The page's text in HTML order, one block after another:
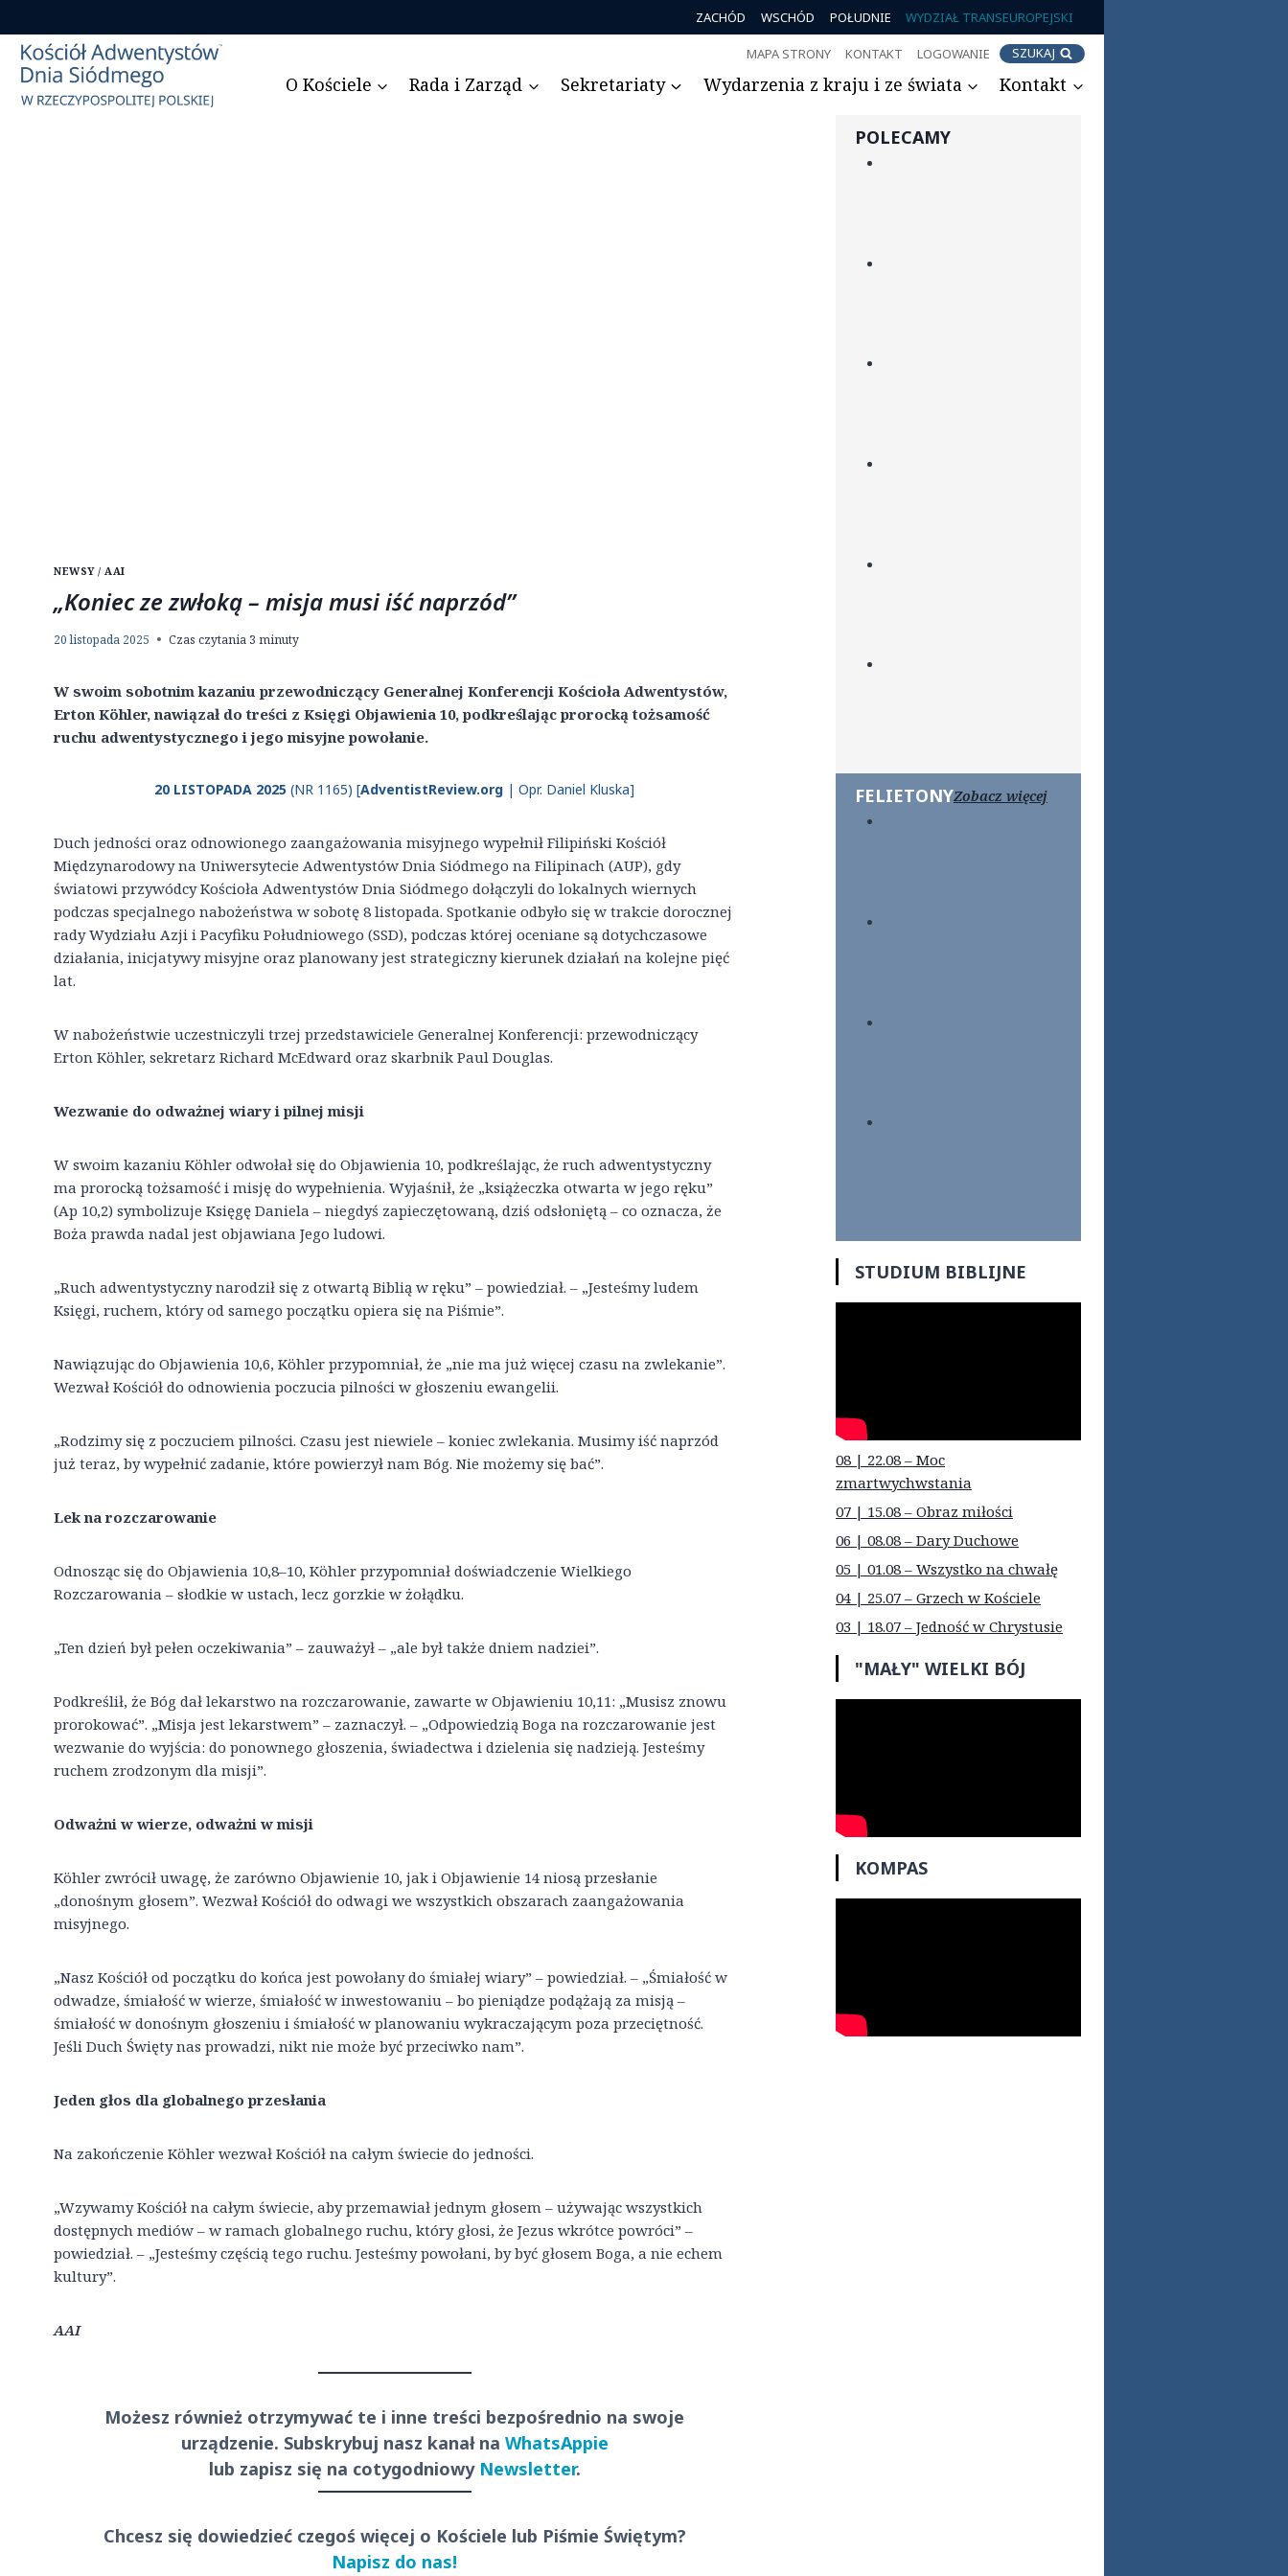
do
treści
ZACHÓD WSCHÓD POŁUDNIE WYDZIAŁ TRANSEUROPEJSKI
MAPA STRONY KONTAKT LOGOWANIE SZUKAJ
O Kościele Rada i Zarząd Sekretariaty Wydarzenia z kraju i ze świata Kontakt
NEWSY / AAI
„Koniec ze zwłoką – misja musi iść naprzód”
20 listopada 2025 Czas czytania 3 minuty
W swoim sobotnim kazaniu przewodniczący Generalnej Konferencji Kościoła Adwentystów,
Erton Köhler, nawiązał do treści z Księgi Objawienia 10, podkreślając prorocką tożsamość
ruchu adwentystycznego i jego misyjne powołanie.
20 LISTOPADA 2025 (NR 1165) [AdventistReview.org | Opr. Daniel Kluska]
Duch jedności oraz odnowionego zaangażowania misyjnego wypełnił Filipiński Kościół
Międzynarodowy na Uniwersytecie Adwentystów Dnia Siódmego na Filipinach (AUP), gdy
światowi przywódcy Kościoła Adwentystów Dnia Siódmego dołączyli do lokalnych wiernych
podczas specjalnego nabożeństwa w sobotę 8 listopada. Spotkanie odbyło się w trakcie dorocznej
rady Wydziału Azji i Pacyfiku Południowego (SSD), podczas której oceniane są dotychczasowe
działania, inicjatywy misyjne oraz planowany jest strategiczny kierunek działań na kolejne pięć
lat.
W nabożeństwie uczestniczyli trzej przedstawiciele Generalnej Konferencji: przewodniczący
Erton Köhler, sekretarz Richard McEdward oraz skarbnik Paul Douglas.
Wezwanie do odważnej wiary i pilnej misji
W swoim kazaniu Köhler odwołał się do Objawienia 10, podkreślając, że ruch adwentystyczny
ma prorocką tożsamość i misję do wypełnienia. Wyjaśnił, że „książeczka otwarta w jego ręku”
(Ap 10,2) symbolizuje Księgę Daniela – niegdyś zapieczętowaną, dziś odsłoniętą – co oznacza, że
Boża prawda nadal jest objawiana Jego ludowi.
„Ruch adwentystyczny narodził się z otwartą Biblią w ręku” – powiedział. – „Jesteśmy ludem
Księgi, ruchem, który od samego początku opiera się na Piśmie”.
Nawiązując do Objawienia 10,6, Köhler przypomniał, że „nie ma już więcej czasu na zwlekanie”.
Wezwał Kościół do odnowienia poczucia pilności w głoszeniu ewangelii.
„Rodzimy się z poczuciem pilności. Czasu jest niewiele – koniec zwlekania. Musimy iść naprzód
już teraz, by wypełnić zadanie, które powierzył nam Bóg. Nie możemy się bać”.
Lek na rozczarowanie
Odnosząc się do Objawienia 10,8–10, Köhler przypomniał doświadczenie Wielkiego
Rozczarowania – słodkie w ustach, lecz gorzkie w żołądku.
„Ten dzień był pełen oczekiwania” – zauważył – „ale był także dniem nadziei”.
Podkreślił, że Bóg dał lekarstwo na rozczarowanie, zawarte w Objawieniu 10,11: „Musisz znowu
prorokować”. „Misja jest lekarstwem” – zaznaczył. – „Odpowiedzią Boga na rozczarowanie jest
wezwanie do wyjścia: do ponownego głoszenia, świadectwa i dzielenia się nadzieją. Jesteśmy
ruchem zrodzonym dla misji”.
Odważni w wierze, odważni w misji
Köhler zwrócił uwagę, że zarówno Objawienie 10, jak i Objawienie 14 niosą przesłanie
„donośnym głosem”. Wezwał Kościół do odwagi we wszystkich obszarach zaangażowania
misyjnego.
„Nasz Kościół od początku do końca jest powołany do śmiałej wiary” – powiedział. – „Śmiałość w
odwadze, śmiałość w wierze, śmiałość w inwestowaniu – bo pieniądze podążają za misją –
śmiałość w donośnym głoszeniu i śmiałość w planowaniu wykraczającym poza przeciętność.
Jeśli Duch Święty nas prowadzi, nikt nie może być przeciwko nam”.
Jeden głos dla globalnego przesłania
Na zakończenie Köhler wezwał Kościół na całym świecie do jedności.
„Wzywamy Kościół na całym świecie, aby przemawiał jednym głosem – używając wszystkich
dostępnych mediów – w ramach globalnego ruchu, który głosi, że Jezus wkrótce powróci” –
powiedział. – „Jesteśmy częścią tego ruchu. Jesteśmy powołani, by być głosem Boga, a nie echem
kultury”.
AAI
Możesz również otrzymywać te i inne treści bezpośrednio na swoje
urządzenie. Subskrybuj nasz kanał na WhatsAppie
lub zapisz się na cotygodniowy Newsletter.
Chcesz się dowiedzieć czegoś więcej o Kościele lub Piśmie Świętym?
Napisz do nas!
POLECAMY
FELIETONYZobacz więcej
STUDIUM BIBLIJNE
08 | 22.08 – Moc
zmartwychwstania
07 | 15.08 – Obraz miłości
06 | 08.08 – Dary Duchowe
05 | 01.08 – Wszystko na chwałę
04 | 25.07 – Grzech w Kościele
03 | 18.07 – Jedność w Chrystusie
"MAŁY" WIELKI BÓJ
KOMPAS